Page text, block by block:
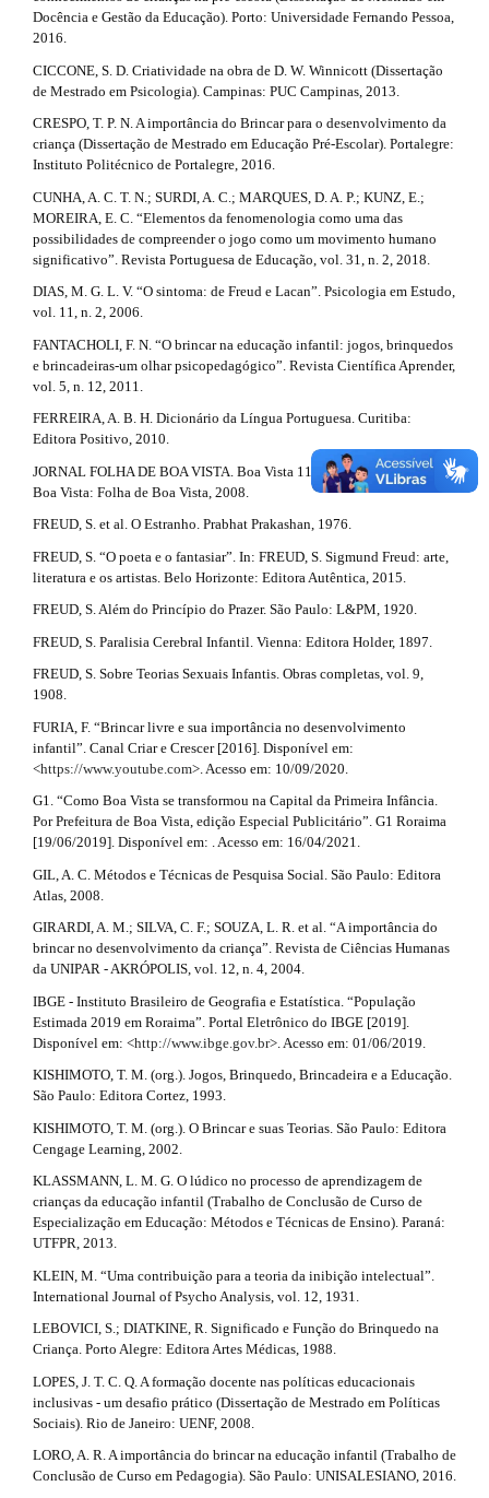
l
e
_
m
e
u
.
s
i
d
e
b
r
#
#
i
l
s
#
#
Docência e Gestão da Educação). Porto: Universidade Fernando Pessoa,
2016.
CICCONE, S. D. Criatividade na obra de D. W. Winnicott (Dissertação
de Mestrado em Psicologia). Campinas: PUC Campinas, 2013.
CRESPO, T. P. N. A importância do Brincar para o desenvolvimento da
criança (Dissertação de Mestrado em Educação Pré-Escolar). Portalegre:
Instituto Politécnico de Portalegre, 2016.
CUNHA, A. C. T. N.; SURDI, A. C.; MARQUES, D. A. P.; KUNZ, E.;
MOREIRA, E. C. “Elementos da fenomenologia como uma das
possibilidades de compreender o jogo como um movimento humano
significativo”. Revista Portuguesa de Educação, vol. 31, n. 2, 2018.
DIAS, M. G. L. V. “O sintoma: de Freud e Lacan”. Psicologia em Estudo,
vol. 11, n. 2, 2006.
FANTACHOLI, F. N. “O brincar na educação infantil: jogos, brinquedos
e brincadeiras-um olhar psicopedagógico”. Revista Científica Aprender,
vol. 5, n. 12, 2011.
FERREIRA, A. B. H. Dicionário da Língua Portuguesa. Curitiba:
Editora Positivo, 2010.
JORNAL FOLHA DE BOA VISTA. Boa Vista 118 anos, em fatos e fotos.
Boa Vista: Folha de Boa Vista, 2008.
FREUD, S. et al. O Estranho. Prabhat Prakashan, 1976.
FREUD, S. “O poeta e o fantasiar”. In: FREUD, S. Sigmund Freud: arte,
literatura e os artistas. Belo Horizonte: Editora Autêntica, 2015.
FREUD, S. Além do Princípio do Prazer. São Paulo: L&PM, 1920.
FREUD, S. Paralisia Cerebral Infantil. Vienna: Editora Holder, 1897.
FREUD, S. Sobre Teorias Sexuais Infantis. Obras completas, vol. 9,
1908.
FURIA, F. “Brincar livre e sua importância no desenvolvimento
infantil”. Canal Criar e Crescer [2016]. Disponível em:
<https://www.youtube.com>. Acesso em: 10/09/2020.
G1. “Como Boa Vista se transformou na Capital da Primeira Infância.
Por Prefeitura de Boa Vista, edição Especial Publicitário”. G1 Roraima
[19/06/2019]. Disponível em: . Acesso em: 16/04/2021.
GIL, A. C. Métodos e Técnicas de Pesquisa Social. São Paulo: Editora
Atlas, 2008.
GIRARDI, A. M.; SILVA, C. F.; SOUZA, L. R. et al. “A importância do
brincar no desenvolvimento da criança”. Revista de Ciências Humanas
da UNIPAR - AKRÓPOLIS, vol. 12, n. 4, 2004.
IBGE - Instituto Brasileiro de Geografia e Estatística. “População
Estimada 2019 em Roraima”. Portal Eletrônico do IBGE [2019].
Disponível em: <http://www.ibge.gov.br>. Acesso em: 01/06/2019.
KISHIMOTO, T. M. (org.). Jogos, Brinquedo, Brincadeira e a Educação.
São Paulo: Editora Cortez, 1993.
KISHIMOTO, T. M. (org.). O Brincar e suas Teorias. São Paulo: Editora
Cengage Learning, 2002.
KLASSMANN, L. M. G. O lúdico no processo de aprendizagem de
crianças da educação infantil (Trabalho de Conclusão de Curso de
Especialização em Educação: Métodos e Técnicas de Ensino). Paraná:
UTFPR, 2013.
KLEIN, M. “Uma contribuição para a teoria da inibição intelectual”.
International Journal of Psycho Analysis, vol. 12, 1931.
LEBOVICI, S.; DIATKINE, R. Significado e Função do Brinquedo na
Criança. Porto Alegre: Editora Artes Médicas, 1988.
LOPES, J. T. C. Q. A formação docente nas políticas educacionais
inclusivas - um desafio prático (Dissertação de Mestrado em Políticas
Sociais). Rio de Janeiro: UENF, 2008.
LORO, A. R. A importância do brincar na educação infantil (Trabalho de
Conclusão de Curso em Pedagogia). São Paulo: UNISALESIANO, 2016.